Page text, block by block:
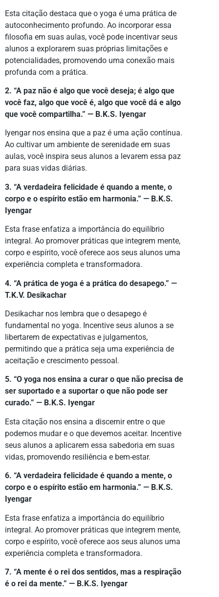
Esta citação destaca que o yoga é uma prática de
autoconhecimento profundo. Ao incorporar essa
filosofia em suas aulas, você pode incentivar seus
alunos a explorarem suas próprias limitações e
potencialidades, promovendo uma conexão mais
profunda com a prática.
2. “A paz não é algo que você deseja; é algo que
você faz, algo que você é, algo que você dá e algo
que você compartilha.” — B.K.S. Iyengar
Iyengar nos ensina que a paz é uma ação contínua.
Ao cultivar um ambiente de serenidade em suas
aulas, você inspira seus alunos a levarem essa paz
para suas vidas diárias.
3. “A verdadeira felicidade é quando a mente, o
corpo e o espírito estão em harmonia.” — B.K.S.
Iyengar
Esta frase enfatiza a importância do equilíbrio
integral. Ao promover práticas que integrem mente,
corpo e espírito, você oferece aos seus alunos uma
experiência completa e transformadora.
4. “A prática de yoga é a prática do desapego.” —
T.K.V. Desikachar
Desikachar nos lembra que o desapego é
fundamental no yoga. Incentive seus alunos a se
libertarem de expectativas e julgamentos,
permitindo que a prática seja uma experiência de
aceitação e crescimento pessoal.
5. “O yoga nos ensina a curar o que não precisa de
ser suportado e a suportar o que não pode ser
curado.” — B.K.S. Iyengar
Esta citação nos ensina a discernir entre o que
podemos mudar e o que devemos aceitar. Incentive
seus alunos a aplicarem essa sabedoria em suas
vidas, promovendo resiliência e bem-estar.
6. “A verdadeira felicidade é quando a mente, o
corpo e o espírito estão em harmonia.” — B.K.S.
Iyengar
Esta frase enfatiza a importância do equilíbrio
integral. Ao promover práticas que integrem mente,
corpo e espírito, você oferece aos seus alunos uma
experiência completa e transformadora.
7. “A mente é o rei dos sentidos, mas a respiração
é o rei da mente.” — B.K.S. Iyengar